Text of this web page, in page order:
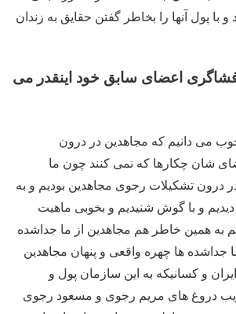
با پول آنها را بخاطر گفتن حقایق به زندان
اعضای سابق خود اینقدر می
می دانیم که مجاهدین در درون
شان چکارها که نمی کنند چون ما
درون تشکیلات رجوی مجاهدین بودیم و به
و با گوش شنیدیم و بخوبی ماهیت
به همین خاطر هم مجاهدین از ما جداشده
ها چهره واقعی و پنهان مجاهدین
و کسانیکه به این سازمان پول و
دروغ های مریم رجوی و مسعود رجوی